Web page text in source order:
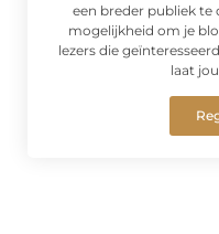
een breder publiek te
mogelijkheid om je
lezers die
laat